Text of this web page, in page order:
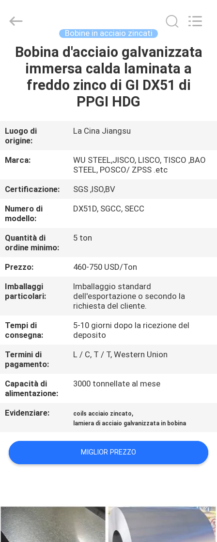
CASA
PRODOTTI
NOI
GIRO
FABBRICA
CONTROLLO
DI
CONTATTICI
NOTIZIE
CASI
COMPANY
NEWS
DEL
SITO
POLICY
STEEL
INDUSTRIAL
Reserved.
Bobine in acciaio zincati
Bobina d'acciaio galvanizzata
immersa calda laminata a
freddo zinco di GI DX51 di
PPGI HDG
Luogo di
origine:
La Cina Jiangsu
Marca:
WU STEEL,JISCO, LISCO, TISCO ,BAO
STEEL, POSCO/ ZPSS .etc
Certificazione:
SGS ,ISO,BV
Numero di
modello:
DX51D, SGCC, SECC
Quantità di
ordine minimo:
5 ton
Prezzo:
460-750 USD/Ton
Imballaggi
particolari:
Imballaggio standard
dell'esportazione o secondo la
richiesta del cliente.
Tempi di
consegna:
5-10 giorni dopo la ricezione del
deposito
Termini di
pagamento:
L / C, T / T, Western Union
Capacità di
alimentazione:
3000 tonnellate al mese
Evidenziare: coils acciaio zincato,
lamiera di acciaio galvanizzata in bobina
MIGLIOR PREZZO